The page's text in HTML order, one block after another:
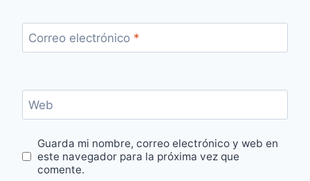
Correo electrónico *
Web
Guarda mi nombre, correo electrónico y web en
este navegador para la próxima vez que
comente.